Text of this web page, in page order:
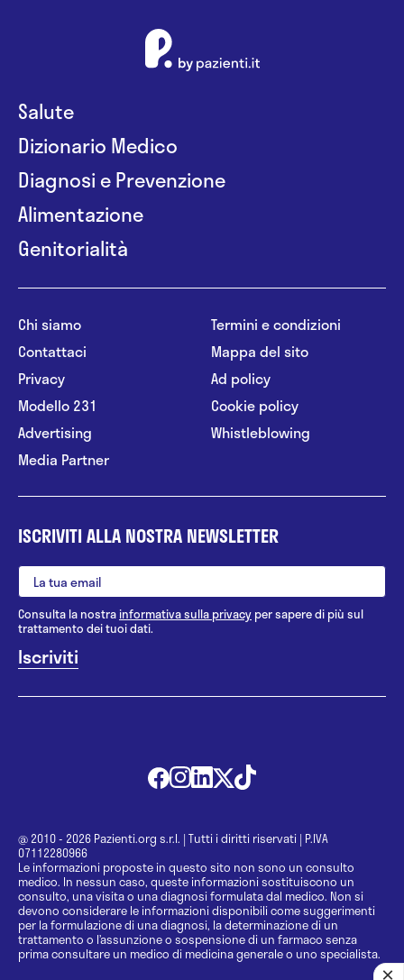
Salute
Dizionario Medico
Diagnosi e Prevenzione
Alimentazione
Genitorialità
Chi siamo
Contattaci
Privacy
Modello 231
Advertising
Media Partner
Termini e condizioni
Mappa del sito
Ad policy
Cookie policy
Whistleblowing
ISCRIVITI ALLA NOSTRA NEWSLETTER
Consulta la nostrainformativa sulla privacy per sapere di più sul
trattamento dei tuoi dati.
@ 2010 - 2026 Pazienti.org s.r.l. | Tutti i diritti riservati | P.IVA
07112280966
Le informazioni proposte in questo sito non sono un consulto
medico. In nessun caso, queste informazioni sostituiscono un
consulto, una visita o una diagnosi formulata dal medico. Non si
devono considerare le informazioni disponibili come suggerimenti
per la formulazione di una diagnosi, la determinazione di un
trattamento o l’assunzione o sospensione di un farmaco senza
prima consultare un medico di medicina generale o uno specialista.